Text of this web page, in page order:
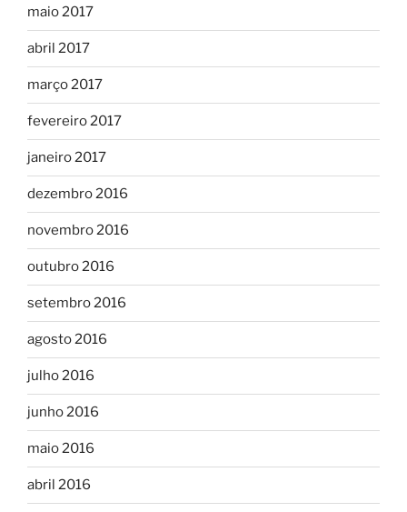
maio 2017
abril 2017
março 2017
fevereiro 2017
janeiro 2017
dezembro 2016
novembro 2016
outubro 2016
setembro 2016
agosto 2016
julho 2016
junho 2016
maio 2016
abril 2016